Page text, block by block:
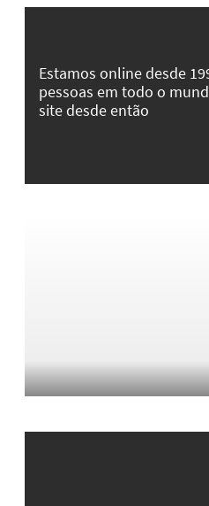
Estamos online desde
pessoas em todo o
site desde então